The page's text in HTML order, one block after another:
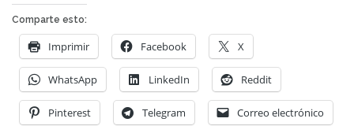
Comparte esto:
Imprimir Facebook X
WhatsApp LinkedIn Reddit
Pinterest Telegram Correo electrónico